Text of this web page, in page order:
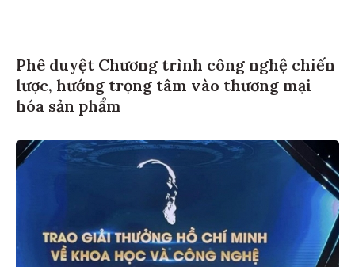
Phê duyệt Chương trình công nghệ chiến
lược, hướng trọng tâm vào thương mại
hóa sản phẩm